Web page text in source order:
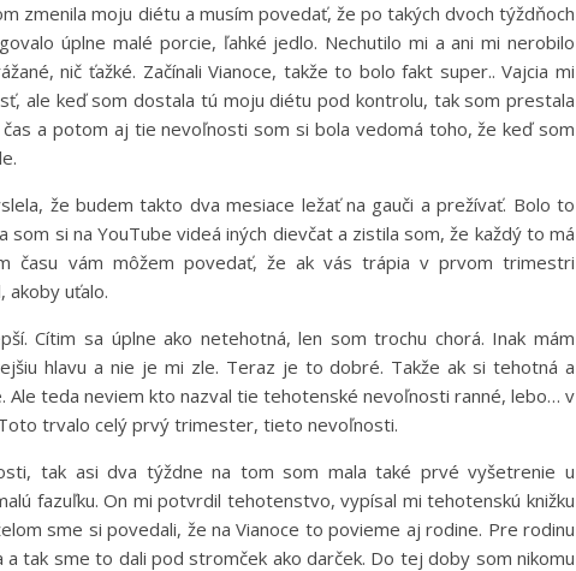
zmenila moju diétu a musím povedať, že po takých dvoch týždňoch
úplne malé porcie, ľahké jedlo. Nechutilo mi a ani mi nerobilo
nič ťažké. Začínali Vianoce, takže to bolo fakt super.. Vajcia mi
ale keď som dostala tú moju diétu pod kontrolu, tak som prestala
a potom aj tie nevoľnosti som si bola vedomá toho, že keď som
že budem takto dva mesiace ležať na gauči a prežívať. Bolo to
som si na YouTube videá iných dievčat a zistila som, že každý to má
času vám môžem povedať, že ak vás trápia v prvom trimestri
uťalo.
Cítim sa úplne ako netehotná, len som trochu chorá. Inak mám
hlavu a nie je mi zle. Teraz je to dobré. Takže ak si tehotná a
teda neviem kto nazval tie tehotenské nevoľnosti ranné, lebo… v
trvalo celý prvý trimester, tieto nevoľnosti.
tak asi dva týždne na tom som mala také prvé vyšetrenie u
fazuľku. On mi potvrdil tehotenstvo, vypísal mi tehotenskú knižku
sme si povedali, že na Vianoce to povieme aj rodine. Pre rodinu
tak sme to dali pod stromček ako darček. Do tej doby som nikomu